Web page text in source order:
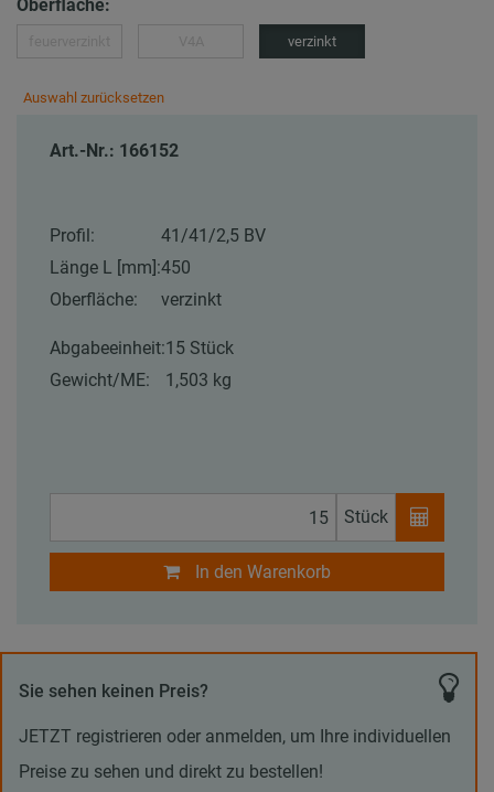
Oberfläche:
verzinkt
Auswahl zurücksetzen
Art.-Nr.: 166152
Profil:
41/41/2,5 BV
Länge L [mm]:450
Oberfläche:
verzinkt
Abgabeeinheit:15 Stück
Gewicht/ME:
1,503 kg
Stück
In den Warenkorb
Sie sehen keinen Preis?
JETZT registrieren oder anmelden, um Ihre individuellen
Preise zu sehen und direkt zu bestellen!